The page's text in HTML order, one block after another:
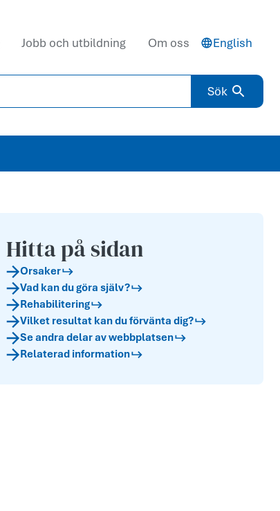
Jobb och utbildning Om oss English
Sök
Hitta på sidan
Orsaker
Vad kan du göra själv?
Rehabilitering
Vilket resultat kan du förvänta dig?
Se andra delar av webbplatsen
Relaterad information